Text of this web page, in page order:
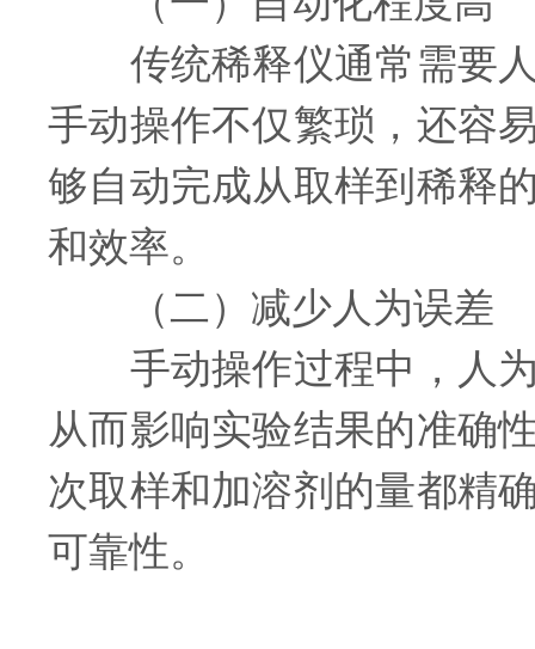
传统稀释仪通常需要人
手动操作不仅繁琐，还容
够自动完成从取样到稀释
和效率。
（二）减少人为误差
手动操作过程中，人为
从而影响实验结果的准确
次取样和加溶剂的量都精
可靠性。